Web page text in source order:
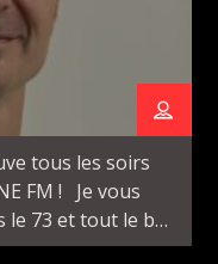
:
tous les soirs
FM ! Je vous
73 et tout le bon